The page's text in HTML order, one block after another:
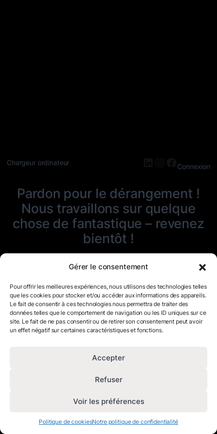
Gérer le consentement
Pour offrir les meilleures expériences, nous utilisons des technologies telles
que les cookies pour stocker et/ou accéder aux informations des appareils.
Le fait de consentir à ces technologies nous permettra de traiter des
données telles que le comportement de navigation ou les ID uniques sur ce
site. Le fait de ne pas consentir ou de retirer son consentement peut avoir
un effet négatif sur certaines caractéristiques et fonctions.
Accepter
Refuser
Voir les préférences
Politique de cookiesNotre politique de confidentialité
Chargeur ordinateur LinkedIn
Instagram
Connexion
Pardon pour le dérangement !
Nous travaillons sur quelque
chose de fantastique – revenez
bientôt !